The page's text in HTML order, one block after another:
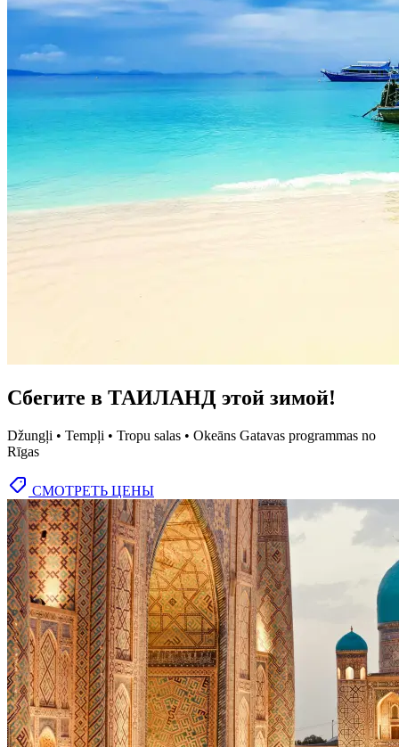
Сбегите в ТАИЛАНД этой зимой!
Džungļi • Tempļi • Tropu salas • Okeāns Gatavas programmas no
Rīgas
СМОТРЕТЬ ЦЕНЫ